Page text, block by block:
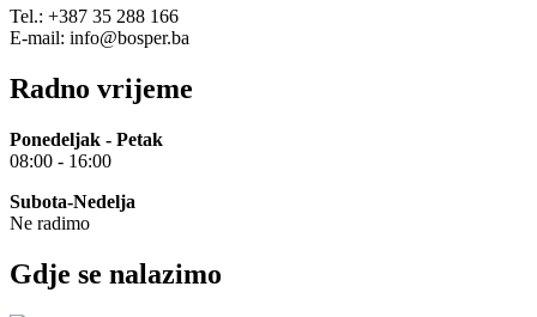
Tel.: +387 35 288 166
E-mail: info@bosper.ba
Radno vrijeme
Ponedeljak - Petak
08:00 - 16:00
Subota-Nedelja
Ne radimo
Gdje se nalazimo